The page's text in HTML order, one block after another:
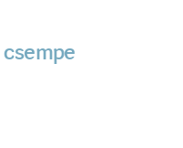
csempe